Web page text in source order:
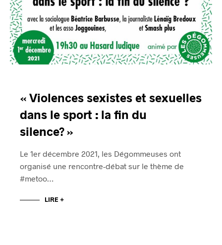
« Violences sexistes et sexuelles
dans le sport : la fin du
silence? »
Le 1er décembre 2021, les Dégommeuses ont
organisé une rencontre-débat sur le thème de
#metoo…
LIRE +